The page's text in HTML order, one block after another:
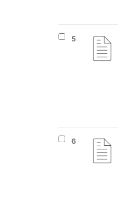
Вибрати
5
Вибрати
6